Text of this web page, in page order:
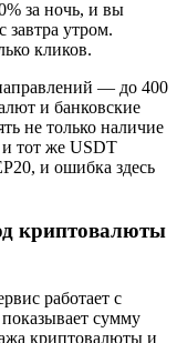
за ночь, и вы
завтра утром.
кликов.
— до 400
и банковские
не только наличие
тот же USDT
и ошибка здесь
криптовалюты
работает с
сумму
криптовалюты и